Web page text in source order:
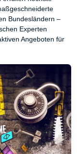
Bundesländern –
Experten
Angeboten für